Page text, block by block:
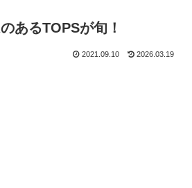
あるTOPSが旬！
2021.09.10 2026.03.19